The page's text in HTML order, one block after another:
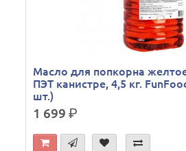
Масло для попкорна
ПЭТ канистре, 4,5 кг.
шт.)
1 699р.